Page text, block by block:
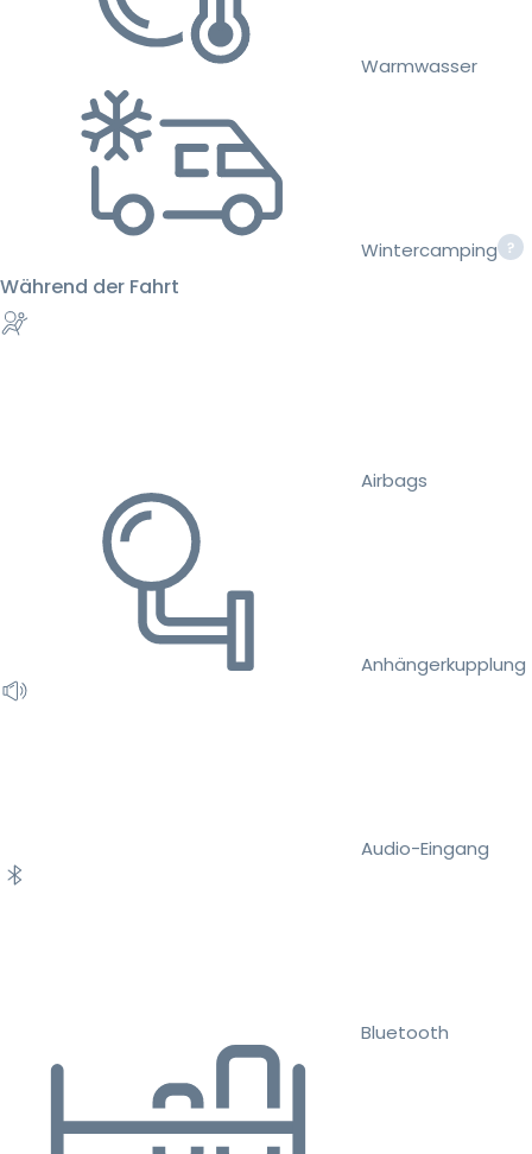
Warmwasser
Wintercamping
Während der Fahrt
Airbags
Anhängerkupplung
Audio-Eingang
Bluetooth